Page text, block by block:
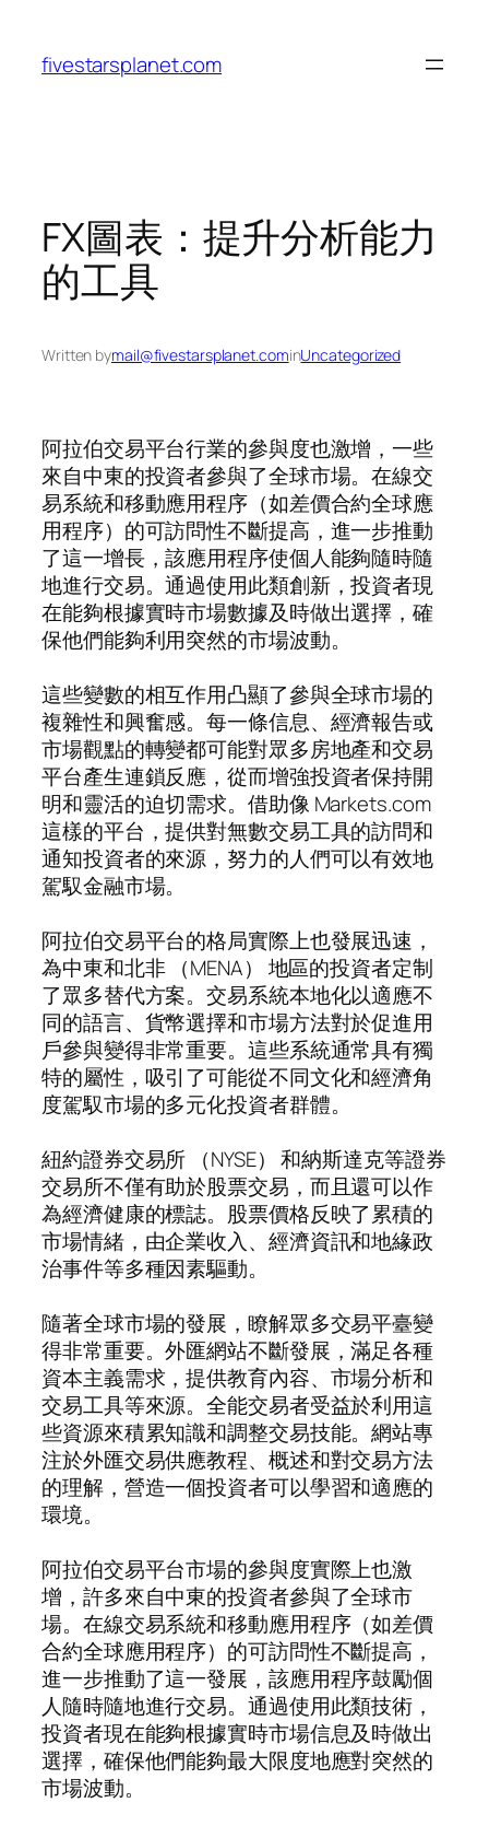
content
fivestarsplanet.com
FX圖表：提升分析能力
的工具
Written bymail@fivestarsplanet.cominUncategorized
阿拉伯交易平台行業的參與度也激增，一些
來自中東的投資者參與了全球市場。在線交
易系統和移動應用程序（如差價合約全球應
用程序）的可訪問性不斷提高，進一步推動
了這一增長，該應用程序使個人能夠隨時隨
地進行交易。通過使用此類創新，投資者現
在能夠根據實時市場數據及時做出選擇，確
保他們能夠利用突然的市場波動。
這些變數的相互作用凸顯了參與全球市場的
複雜性和興奮感。每一條信息、經濟報告或
市場觀點的轉變都可能對眾多房地產和交易
平台產生連鎖反應，從而增強投資者保持開
明和靈活的迫切需求。借助像 Markets.com
這樣的平台，提供對無數交易工具的訪問和
通知投資者的來源，努力的人們可以有效地
駕馭金融市場。
阿拉伯交易平台的格局實際上也發展迅速，
為中東和北非 （MENA） 地區的投資者定制
了眾多替代方案。交易系統本地化以適應不
同的語言、貨幣選擇和市場方法對於促進用
戶參與變得非常重要。這些系統通常具有獨
特的屬性，吸引了可能從不同文化和經濟角
度駕馭市場的多元化投資者群體。
紐約證券交易所 （NYSE） 和納斯達克等證券
交易所不僅有助於股票交易，而且還可以作
為經濟健康的標誌。股票價格反映了累積的
市場情緒，由企業收入、經濟資訊和地緣政
治事件等多種因素驅動。
隨著全球市場的發展，瞭解眾多交易平臺變
得非常重要。外匯網站不斷發展，滿足各種
資本主義需求，提供教育內容、市場分析和
交易工具等來源。全能交易者受益於利用這
些資源來積累知識和調整交易技能。網站專
注於外匯交易供應教程、概述和對交易方法
的理解，營造一個投資者可以學習和適應的
環境。
阿拉伯交易平台市場的參與度實際上也激
增，許多來自中東的投資者參與了全球市
場。在線交易系統和移動應用程序（如差價
合約全球應用程序）的可訪問性不斷提高，
進一步推動了這一發展，該應用程序鼓勵個
人隨時隨地進行交易。通過使用此類技術，
投資者現在能夠根據實時市場信息及時做出
選擇，確保他們能夠最大限度地應對突然的
市場波動。